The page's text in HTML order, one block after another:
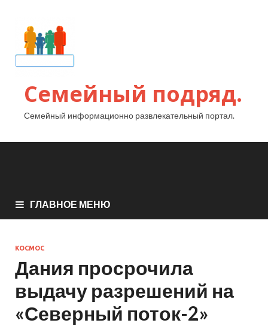
Семейный подряд.
Семейный информационно развлекательный портал.
ГЛАВНОЕ МЕНЮ
КОСМОС
Дания просрочила
выдачу разрешений на
«Северный поток-2»